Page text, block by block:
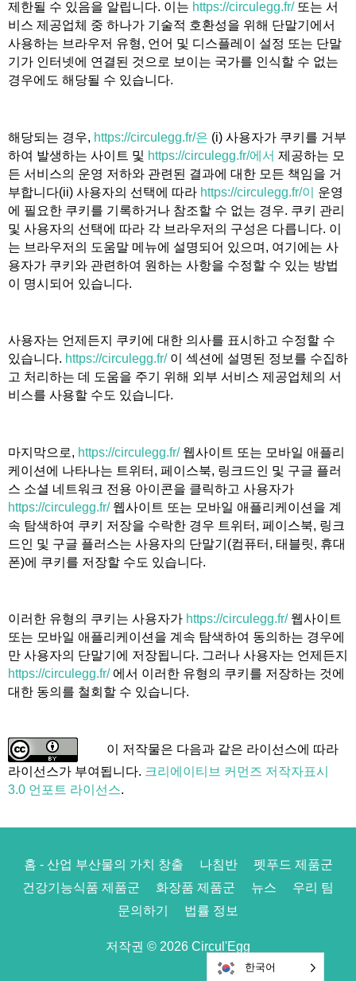
제한될 수 있음을 알립니다. 이는 https://circulegg.fr/또는 서
비스 제공업체 중 하나가 기술적 호환성을 위해 단말기에서
사용하는 브라우저 유형, 언어 및 디스플레이 설정 또는 단말
기가 인터넷에 연결된 것으로 보이는 국가를 인식할 수 없는
경우에도 해당될 수 있습니다.
해당되는 경우, https://circulegg.fr/은 (i) 사용자가 쿠키를 거부
하여 발생하는 사이트 및 https://circulegg.fr/에서 제공하는 모
든 서비스의 운영 저하와 관련된 결과에 대한 모든 책임을 거
부합니다(ii) 사용자의 선택에 따라 https://circulegg.fr/이
운영
에 필요한 쿠키를 기록하거나 참조할 수 없는 경우. 쿠키 관리
및 사용자의 선택에 따라 각 브라우저의 구성은 다릅니다. 이
는 브라우저의 도움말 메뉴에 설명되어 있으며, 여기에는 사
용자가 쿠키와 관련하여 원하는 사항을 수정할 수 있는 방법
이 명시되어 있습니다.
사용자는 언제든지 쿠키에 대한 의사를 표시하고 수정할 수
있습니다. https://circulegg.fr/이 섹션에 설명된 정보를 수집하
고 처리하는 데 도움을 주기 위해 외부 서비스 제공업체의 서
비스를 사용할 수도 있습니다.
마지막으로, https://circulegg.fr/웹사이트 또는 모바일 애플리
케이션에 나타나는 트위터, 페이스북, 링크드인 및 구글 플러
스 소셜 네트워크 전용 아이콘을 클릭하고 사용자가
https://circulegg.fr/웹사이트 또는 모바일 애플리케이션을 계
속 탐색하여 쿠키 저장을 수락한 경우 트위터, 페이스북, 링크
드인 및 구글 플러스는 사용자의 단말기(컴퓨터, 태블릿, 휴대
폰)에 쿠키를 저장할 수도 있습니다.
이러한 유형의 쿠키는 사용자가 https://circulegg.fr/웹사이트
또는 모바일 애플리케이션을 계속 탐색하여 동의하는 경우에
만 사용자의 단말기에 저장됩니다. 그러나 사용자는 언제든지
https://circulegg.fr/에서 이러한 유형의 쿠키를 저장하는 것에
대한 동의를 철회할 수 있습니다.
이 저작물은 다음과 같은 라이선스에 따라
라이선스가 부여됩니다. 크리에이티브 커먼즈 저작자표시
3.0 언포트 라이선스.
홈 - 산업 부산물의 가치 창출 나침반
펫푸드 제품군
건강기능식품 제품군
화장품 제품군 뉴스
우리 팀
문의하기
법률 정보
저작권 © 2026 Circul'Egg
한국어